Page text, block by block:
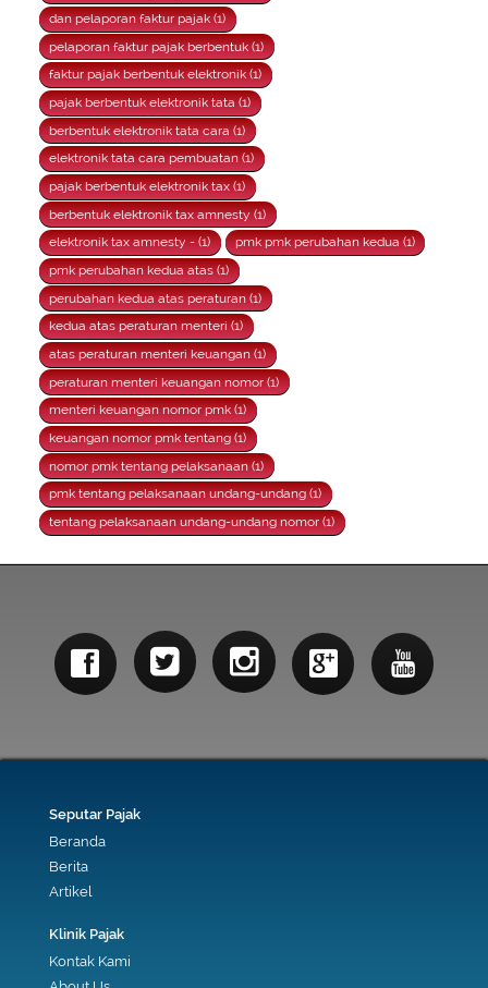
dan pelaporan faktur pajak (1)
pelaporan faktur pajak berbentuk (1)
faktur pajak berbentuk elektronik (1)
pajak berbentuk elektronik tata (1)
berbentuk elektronik tata cara (1)
elektronik tata cara pembuatan (1)
pajak berbentuk elektronik tax (1)
berbentuk elektronik tax amnesty (1)
elektronik tax amnesty - (1)
pmk pmk perubahan kedua (1)
pmk perubahan kedua atas (1)
perubahan kedua atas peraturan (1)
kedua atas peraturan menteri (1)
atas peraturan menteri keuangan (1)
peraturan menteri keuangan nomor (1)
menteri keuangan nomor pmk (1)
keuangan nomor pmk tentang (1)
nomor pmk tentang pelaksanaan (1)
pmk tentang pelaksanaan undang-undang (1)
tentang pelaksanaan undang-undang nomor (1)
Seputar Pajak
Beranda
Berita
Artikel
Klinik Pajak
Kontak Kami